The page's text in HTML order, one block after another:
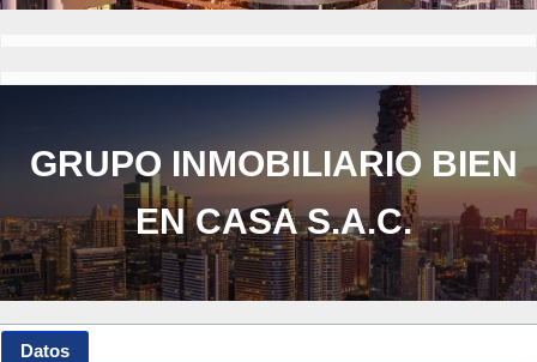
GRUPO INMOBILIARIO BIEN
EN CASA S.A.C.
Datos